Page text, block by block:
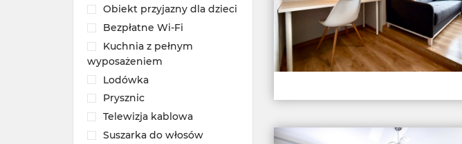
Obiekt przyjazny dla dzieci
Bezpłatne Wi-Fi
Kuchnia z pełnym
wyposażeniem
Lodówka
Prysznic
Telewizja kablowa
Suszarka do włosów